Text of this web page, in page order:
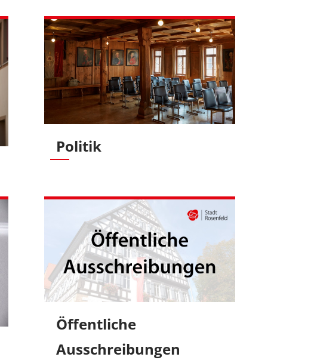
Politik
Öffentliche
Ausschreibungen